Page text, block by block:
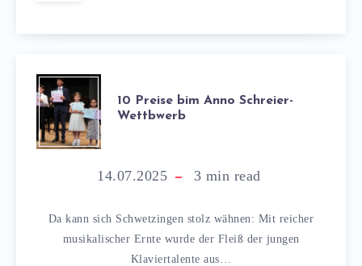
10 Preise bim Anno Schreier-
Wettbwerb
14.07.2025 3 min read
Da kann sich Schwetzingen stolz wähnen: Mit reicher
musikalischer Ernte wurde der Fleiß der jungen
Klaviertalente aus…